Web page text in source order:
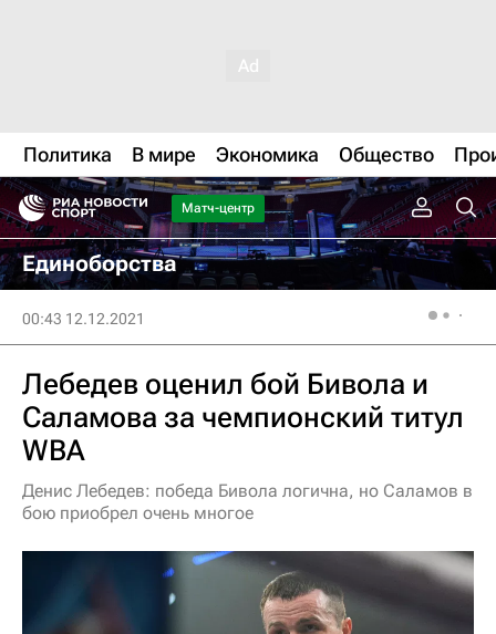
Политика В мире Экономика Общество
Матч-центр
Единоборства
00:43 12.12.2021
Лебедев оценил бой Бивола и
Саламова за чемпионский титул
WBA
Денис Лебедев: победа Бивола логична, но Саламов в
бою приобрел очень многое